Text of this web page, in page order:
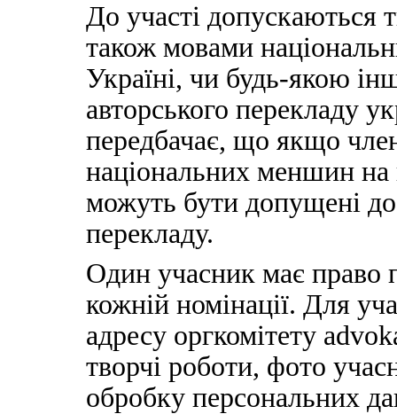
До участі
також мовами
Україні, чи будь-якою
авторського перекладу
передбачає, що якщо
національних меншин на
можуть бути допущені
перекладу.
Один учасник має право
кожній номінації. Для
адресу оргкомітету
творчі роботи, фото
обробку персональних